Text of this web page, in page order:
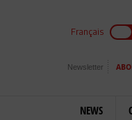
Français
Newsletter
NEWS